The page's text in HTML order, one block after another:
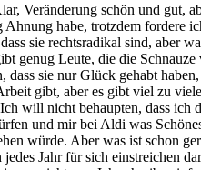
Veränderung schön und gut,
habe, trotzdem fordere
sie rechtsradikal sind, aber
genug Leute, die die
sie nur Glück gehabt
gibt, aber es gibt viel zu
will nicht behaupten, dass ich
und mir bei Aldi was
würde. Aber was ist schon
Jahr für sich einstreichen